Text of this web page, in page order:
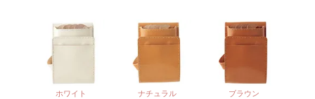
ホワイト ナチュラル ブラウン